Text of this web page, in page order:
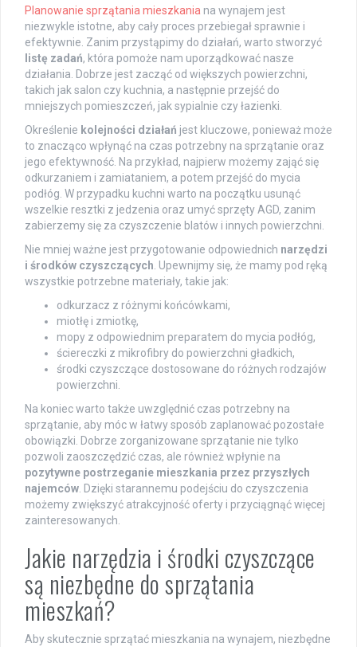
Planowanie sprzątania mieszkania na wynajem jest
niezwykle istotne, aby cały proces przebiegał sprawnie i
efektywnie. Zanim przystąpimy do działań, warto stworzyć
listę zadań, która pomoże nam uporządkować nasze
działania. Dobrze jest zacząć od większych powierzchni,
takich jak salon czy kuchnia, a następnie przejść do
mniejszych pomieszczeń, jak sypialnie czy łazienki.
Określenie kolejności działań jest kluczowe, ponieważ może
to znacząco wpłynąć na czas potrzebny na sprzątanie oraz
jego efektywność. Na przykład, najpierw możemy zająć się
odkurzaniem i zamiataniem, a potem przejść do mycia
podłóg. W przypadku kuchni warto na początku usunąć
wszelkie resztki z jedzenia oraz umyć sprzęty AGD, zanim
zabierzemy się za czyszczenie blatów i innych powierzchni.
Nie mniej ważne jest przygotowanie odpowiednich narzędzi
i środków czyszczących . Upewnijmy się, że mamy pod ręką
wszystkie potrzebne materiały, takie jak:
odkurzacz z różnymi końcówkami,
miotłę i zmiotkę,
mopy z odpowiednim preparatem do mycia podłóg,
ściereczki z mikrofibry do powierzchni gładkich,
środki czyszczące dostosowane do różnych rodzajów
powierzchni.
Na koniec warto także uwzględnić czas potrzebny na
sprzątanie, aby móc w łatwy sposób zaplanować pozostałe
obowiązki. Dobrze zorganizowane sprzątanie nie tylko
pozwoli zaoszczędzić czas, ale również wpłynie na
pozytywne postrzeganie mieszkania przez przyszłych
najemców . Dzięki starannemu podejściu do czyszczenia
możemy zwiększyć atrakcyjność oferty i przyciągnąć więcej
zainteresowanych.
Jakie narzędzia i środki czyszczące
są niezbędne do sprzątania
mieszkań?
Aby skutecznie sprzątać mieszkania na wynajem, niezbędne